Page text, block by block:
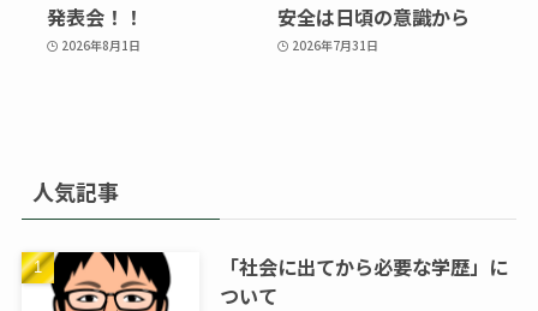
発表会！！
2026年8月1日
安全は日頃の意識から
2026年7月31日
人気記事
「社会に出てから必要な学歴」に
ついて